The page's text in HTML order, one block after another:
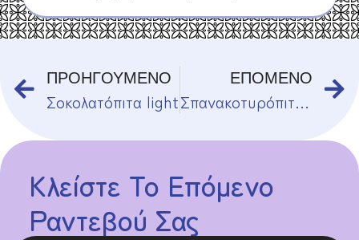
ΠΡΟΗΓΟΥΜΕΝΟ
Σοκολατόπιτα light
ΕΠΟΜΕΝΟ
Σπανακοτυρόπιτα Light
Κλείστε Το Επόμενο
Ραντεβού Σας